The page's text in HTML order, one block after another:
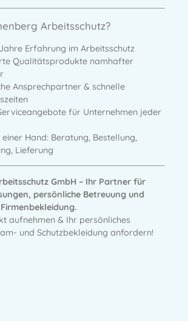
Arbeitsschutz?
Erfahrung im Arbeitsschutz
Qualitätsprodukte namhafter
Ansprechpartner & schnelle
für Unternehmen jeder
Hand: Beratung, Bestellung,
Lieferung
GmbH – Ihr Partner für
persönliche Betreuung und
aufnehmen & Ihr persönliches
und Schutzbekleidung anfordern!